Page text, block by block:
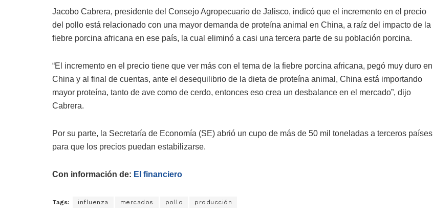
Jacobo Cabrera, presidente del Consejo Agropecuario de Jalisco, indicó que el incremento en el precio
del pollo está relacionado con una mayor demanda de proteína animal en China, a raíz del impacto de la
fiebre porcina africana en ese país, la cual eliminó a casi una tercera parte de su población porcina.
“El incremento en el precio tiene que ver más con el tema de la fiebre porcina africana, pegó muy duro en
China y al final de cuentas, ante el desequilibrio de la dieta de proteína animal, China está importando
mayor proteína, tanto de ave como de cerdo, entonces eso crea un desbalance en el mercado”, dijo
Cabrera.
Por su parte, la Secretaría de Economía (SE) abrió un cupo de más de 50 mil toneladas a terceros países
para que los precios puedan estabilizarse.
Con información de: El financiero
Tags: influenza mercados pollo producción